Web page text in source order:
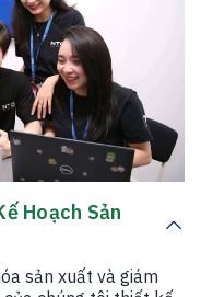
Hoạch Sản
sản xuất và giám